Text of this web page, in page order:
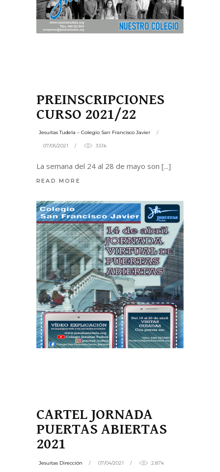
PREINSCRIPCIONES
CURSO 2021/22
Jesuitas Tudela – Colegio San Francisco Javier
07/05/2021 3.51k
La semana del 24 al 28 de mayo son
READ MORE
CARTEL JORNADA
PUERTAS ABIERTAS
2021
Jesuitas Dirección 07/04/2021 2.87k